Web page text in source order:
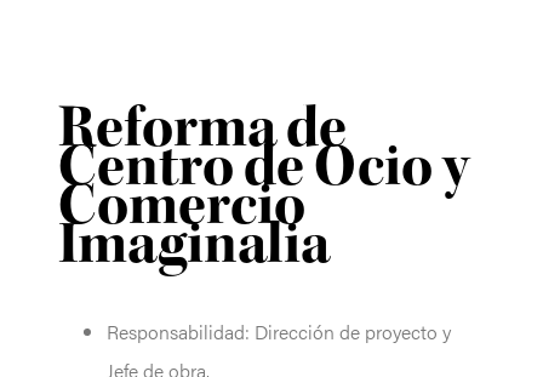
Reforma de
Centro de Ocio y
Comercio
Imaginalia
Responsabilidad: Dirección de proyecto y
Jefe de obra.